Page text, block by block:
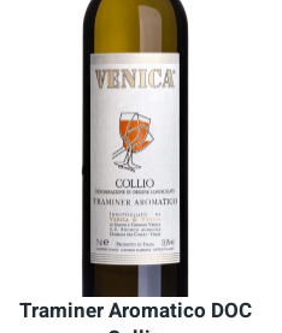
Traminer Aromatico DOC